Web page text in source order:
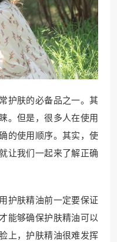
护肤的必备品之一。其
。但是，很多人在使用
的使用顺序。其实，使
让我们一起来了解正确
护肤精油前一定要保证
能够确保护肤精油可以
上，护肤精油很难发挥